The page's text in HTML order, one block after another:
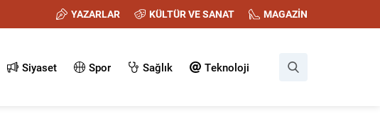
YAZARLAR KÜLTÜR VE SANAT MAGAZİN
Siyaset Spor Sağlık Teknoloji